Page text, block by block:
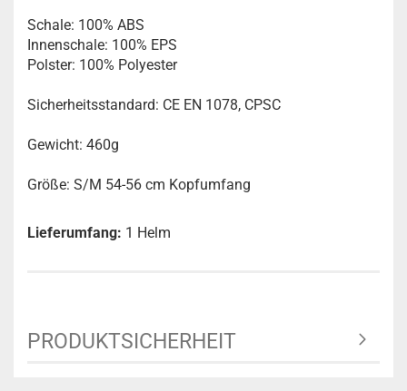
Schale: 100% ABS
Innenschale: 100% EPS
Polster: 100% Polyester
Sicherheitsstandard: CE EN 1078, CPSC
Gewicht: 460g
Größe: S/M 54-56 cm Kopfumfang
Lieferumfang: 1 Helm
PRODUKTSICHERHEIT